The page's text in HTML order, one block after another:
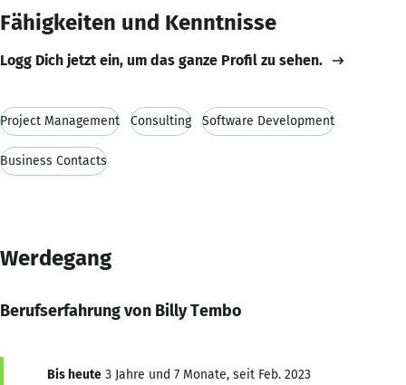
Fähigkeiten und Kenntnisse
Logg Dich jetzt ein, um das ganze Profil zu sehen.
Project Management Consulting Software Development
Business Contacts
Werdegang
Berufserfahrung von Billy Tembo
Bis heute 3 Jahre und 7 Monate, seit Feb. 2023